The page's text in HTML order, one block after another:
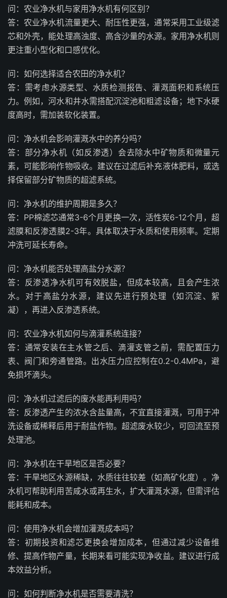
问：农业净水机与家用净水机有何区别？
答：农业净水机流量更大、耐压性更强，通常采用工业级滤
芯和外壳，能处理高浊度、高含沙量的水源。家用净水机则
更注重小型化和口感优化。
问：如何选择适合农田的净水机？
答：需考虑水源类型、水质检测报告、灌溉面积和系统压
力。例如，河水和井水需搭配沉淀池和粗滤设备；地下水硬
度高时，需加装软化装置。
问：净水机会影响灌溉水中的养分吗？
答：部分净水机（如反渗透）会去除水中矿物质和微量元
素，可能影响作物吸收。建议在过滤后补充液体肥料，或选
择保留部分矿物质的超滤系统。
问：净水机的维护周期是多久？
答：PP棉滤芯通常3-6个月更换一次，活性炭6-12个月，超
滤膜和反渗透膜2-3年。具体取决于水质和使用频率。定期
冲洗可延长寿命。
问：净水机能否处理高盐分水源？
答：反渗透净水机可有效脱盐，但成本较高，且会产生浓
水。对于高盐分水源，建议先进行预处理（如沉淀、絮
凝），再进入反渗透系统。
问：农业净水机如何与滴灌系统连接？
答：通常安装在主水管之后、滴灌支管之前，需配置压力
表、阀门和旁通管路。出水压力应控制在0.2-0.4MPa，避
免损坏滴头。
问：净水机过滤后的废水能再利用吗？
答：反渗透产生的浓水含盐量高，不宜直接灌溉，可用于冲
洗设备或稀释后用于耐盐作物。超滤废水较少，可回流至预
处理池。
问：净水机在干旱地区是否必要？
答：干旱地区水源稀缺，水质往往较差（如高矿化度）。净
水机可帮助利用苦咸水或再生水，扩大灌溉水源，但需评估
能耗和成本。
问：使用净水机会增加灌溉成本吗？
答：初期投资和滤芯更换会增加成本，但通过减少设备维
修、提高作物产量，长期来看可能实现净收益。建议进行成
本效益分析。
问：如何判断净水机是否需要清洗？